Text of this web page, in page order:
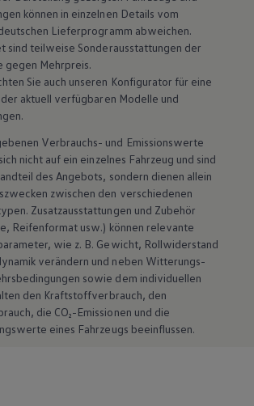
können in einzelnen Details vom
Lieferprogramm abweichen.
sind teilweise Sonderausstattungen der
gegen Mehrpreis.
Sie auch unseren Konfigurator für eine
aktuell verfügbaren Modelle und
Verbrauchs- und Emissionswerte
nicht auf ein einzelnes Fahrzeug und sind
des Angebots, sondern dienen allein
zwischen den verschiedenen
Zusatzausstattungen und Zubehör
Reifenformat usw.) können relevante
wie z. B. Gewicht, Rollwiderstand
verändern und neben Witterungs-
sowie dem individuellen
den Kraftstoffverbrauch, den
die CO₂-Emissionen und die
eines Fahrzeugs beeinflussen.